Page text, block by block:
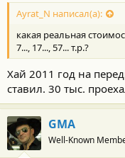
Ayrat_N написал(а):
какая реальная
7..., 17..., 57... т.р.?
Хай 2011 год на
ставил. 30 тыс.
GMA
Well-Known